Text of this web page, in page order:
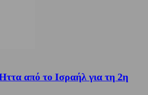
από το Ισραήλ για τη 2η